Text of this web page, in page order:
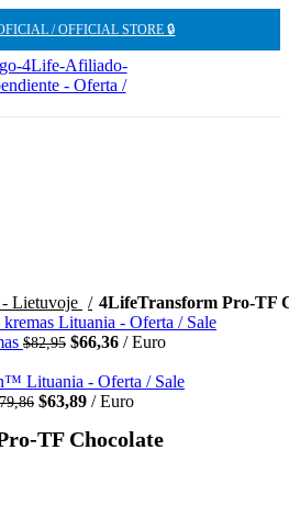
/ OFFICIAL STORE 🔒
Lietuvoje 4LifeTransform Pro-TF
$82,95 El
original
era:
$66,36El
actual
es:
Euro
79,86 El
original
$63,89El
actual
Euro
TF Chocolate